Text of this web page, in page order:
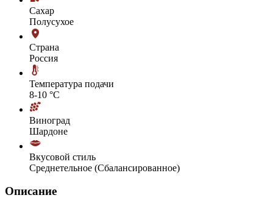
Сахар
Полусухое
Страна
Россия
Температура подачи
8-10 °С
Виноград
Шардоне
Вкусовой стиль
Среднетельное (Сбалансированное)
Описание